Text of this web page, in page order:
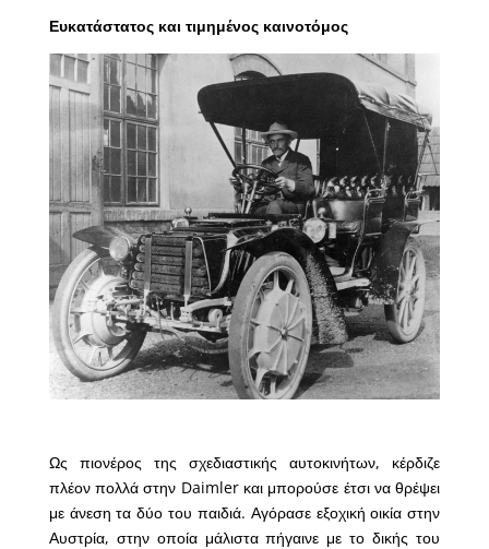
Ευκατάστατος και τιμημένος καινοτόμος
Ως πιονέρος της σχεδιαστικής αυτοκινήτων, κέρδιζε
πλέον πολλά στην Daimler και μπορούσε έτσι να θρέψει
με άνεση τα δύο του παιδιά. Αγόρασε εξοχική οικία στην
Αυστρία, στην οποία μάλιστα πήγαινε με το δικής του